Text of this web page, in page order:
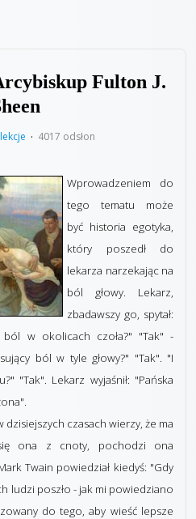
Fulton J.
4017 odsłon
Wprowadzeniem do
tego tematu może
być historia egotyka,
który poszedł do
lekarza narzekając na
ból głowy. Lekarz,
zbadawszy go, spytał:
w okolicach czoła?" "Tak" -
ból w tyle głowy?" "Tak". "I
"Tak". Lekarz wyjaśnił: "Pańska
dzisiejszych czasach wierzy, że ma
ona z cnoty, pochodzi ona
Twain powiedział kiedyś: "Gdy
ludzi poszło - jak mi powiedziano
do tego, aby wieść lepsze